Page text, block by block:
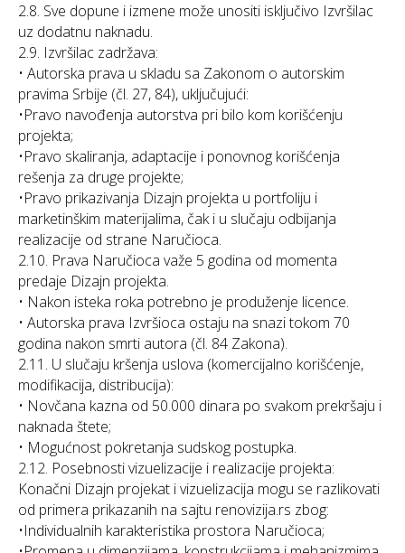
2.8. Sve dopune i izmene može unositi isključivo Izvršilac
uz dodatnu naknadu.
2.9. Izvršilac zadržava:
• Autorska prava u skladu sa Zakonom o autorskim
pravima Srbije (čl. 27, 84), uključujući:
•Pravo navođenja autorstva pri bilo kom korišćenju
projekta;
•Pravo skaliranja, adaptacije i ponovnog korišćenja
rešenja za druge projekte;
•Pravo prikazivanja Dizajn projekta u portfoliju i
marketinškim materijalima, čak i u slučaju odbijanja
realizacije od strane Naručioca.
2.10. Prava Naručioca važe 5 godina od momenta
predaje Dizajn projekta.
• Nakon isteka roka potrebno je produženje licence.
• Autorska prava Izvršioca ostaju na snazi tokom 70
godina nakon smrti autora (čl. 84 Zakona).
2.11. U slučaju kršenja uslova (komercijalno korišćenje,
modifikacija, distribucija):
• Novčana kazna od 50.000 dinara po svakom prekršaju i
naknada štete;
• Mogućnost pokretanja sudskog postupka.
2.12. Posebnosti vizuelizacije i realizacije projekta:
Konačni Dizajn projekat i vizuelizacija mogu se razlikovati
od primera prikazanih na sajtu renovizija.rs zbog:
•Individualnih karakteristika prostora Naručioca;